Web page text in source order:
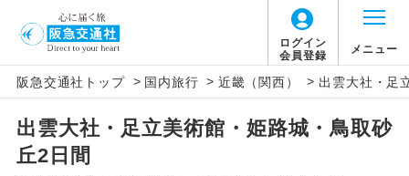
ログイン
会員登録
メニュー
阪急交通社トップ > 国内旅行 > 近畿（関西） > 出雲大社・足
出雲大社・足立美術館・姫路城・鳥取砂
丘2日間
アイコン 説明
添乗員同行
往路出発空港（駅）から復路到着空港